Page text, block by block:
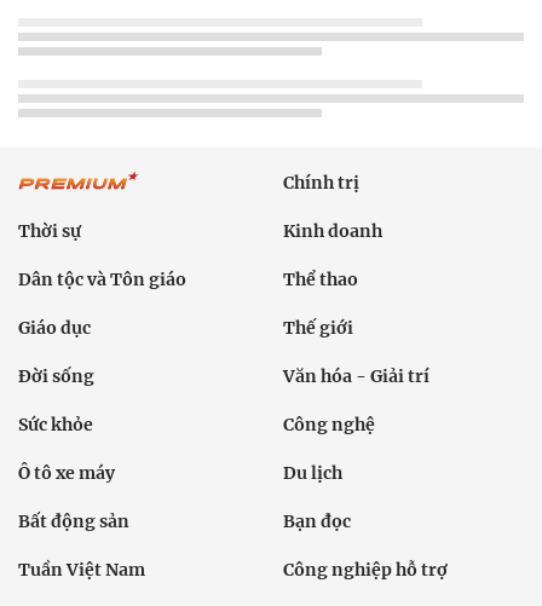
Chính trị
Thời sự Kinh doanh
Dân tộc và Tôn giáo Thể thao
Giáo dục Thế giới
Đời sống Văn hóa - Giải trí
Sức khỏe Công nghệ
Ô tô xe máy Du lịch
Bất động sản Bạn đọc
Tuần Việt Nam Công nghiệp hỗ trợ